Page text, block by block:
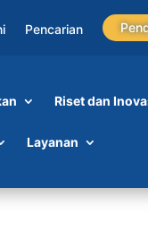
Pencarian
Riset dan
Layanan